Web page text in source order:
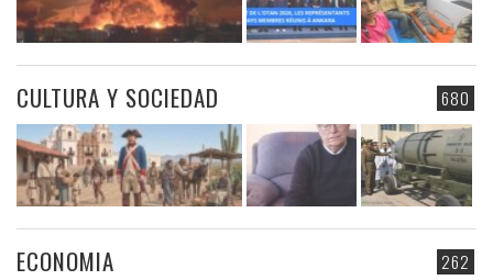
680
CULTURA Y SOCIEDAD
262
ECONOMIA